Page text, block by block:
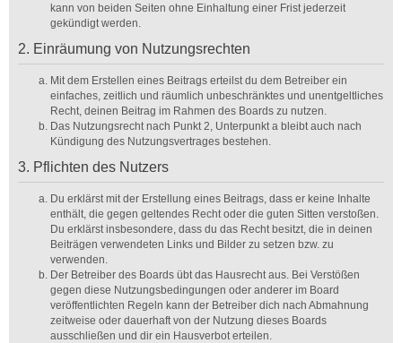
kann von beiden Seiten ohne Einhaltung einer Frist jederzeit
gekündigt werden.
2. Einräumung von Nutzungsrechten
Mit dem Erstellen eines Beitrags erteilst du dem Betreiber ein
einfaches, zeitlich und räumlich unbeschränktes und unentgeltliches
Recht, deinen Beitrag im Rahmen des Boards zu nutzen.
Das Nutzungsrecht nach Punkt 2, Unterpunkt a bleibt auch nach
Kündigung des Nutzungsvertrages bestehen.
3. Pflichten des Nutzers
Du erklärst mit der Erstellung eines Beitrags, dass er keine Inhalte
enthält, die gegen geltendes Recht oder die guten Sitten verstoßen.
Du erklärst insbesondere, dass du das Recht besitzt, die in deinen
Beiträgen verwendeten Links und Bilder zu setzen bzw. zu
verwenden.
Der Betreiber des Boards übt das Hausrecht aus. Bei Verstößen
gegen diese Nutzungsbedingungen oder anderer im Board
veröffentlichten Regeln kann der Betreiber dich nach Abmahnung
zeitweise oder dauerhaft von der Nutzung dieses Boards
ausschließen und dir ein Hausverbot erteilen.